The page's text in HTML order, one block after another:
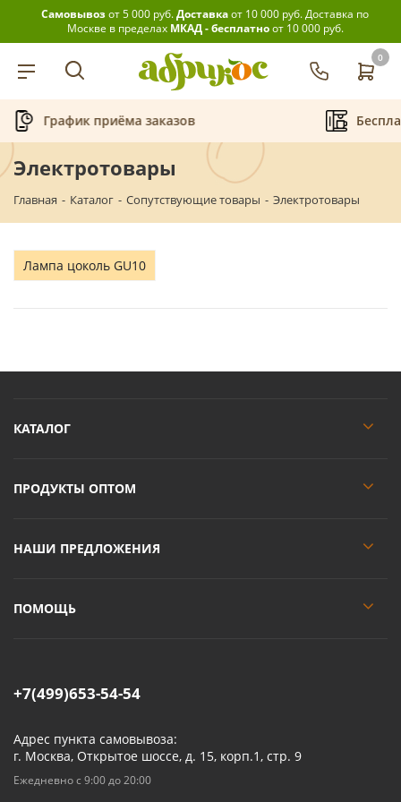
Самовывозот 5 000 руб.Доставкаот 10 000 руб.Доставка по
Москве в пределах МКАД - бесплатноот 10 000 руб.
0
График приёма заказов
Электротовары
Главная - Каталог - Сопутствующие товары - Электротовары
Лампа цоколь GU10
КАТАЛОГ
ПРОДУКТЫ ОПТОМ
НАШИ ПРЕДЛОЖЕНИЯ
ПОМОЩЬ
+7(499)653-54-54
Адрес пункта самовывоза:
г. Москва, Открытое шоссе, д. 15, корп.1, стр. 9
Ежедневно с 9:00 до 20:00